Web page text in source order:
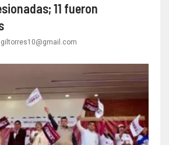
11 fueron
giltorres10@gmail.com